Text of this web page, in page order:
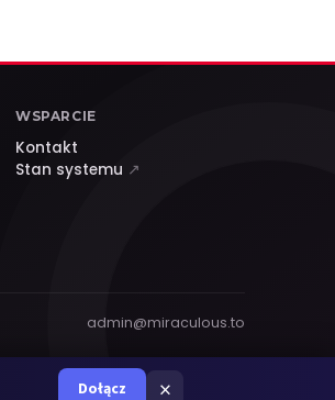
Dołącz ×
WSPARCIE
Kontakt
Stan systemu ↗
admin@miraculous.to